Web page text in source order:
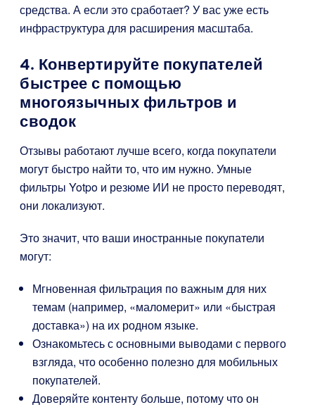
средства. А если это сработает? У вас уже есть
инфраструктура для расширения масштаба.
4. Конвертируйте покупателей
быстрее с помощью
многоязычных фильтров и
сводок
Отзывы работают лучше всего, когда покупатели
могут быстро найти то, что им нужно. Умные
фильтры Yotpo и резюме ИИ не просто переводят,
они локализуют.
Это значит, что ваши иностранные покупатели
могут:
Мгновенная фильтрация по важным для них
темам (например, «маломерит» или «быстрая
доставка») на их родном языке.
Ознакомьтесь с основными выводами с первого
взгляда, что особенно полезно для мобильных
покупателей.
Доверяйте контенту больше, потому что он